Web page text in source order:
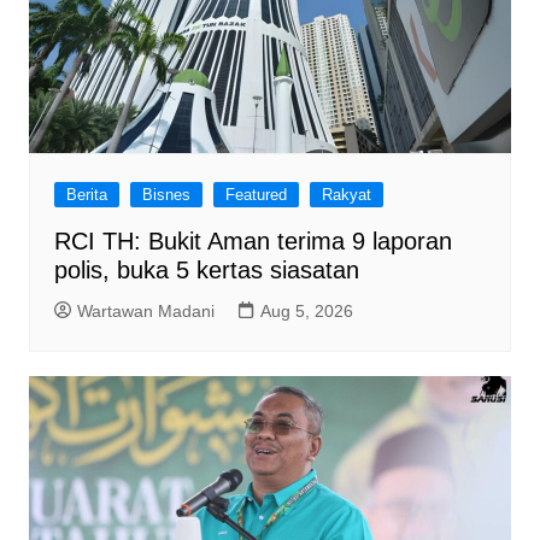
Berita Bisnes Featured Rakyat
RCI TH: Bukit Aman terima 9 laporan
polis, buka 5 kertas siasatan
Wartawan Madani Aug 5, 2026